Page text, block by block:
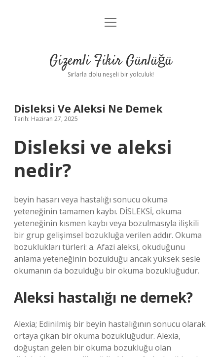
Anasayfa
Yasal Uyarı
menüyü
Gizemli Fikir Günlüğü
Sırlarla dolu neşeli bir yolculuk!
Disleksi Ve Aleksi Ne Demek
Tarih: Haziran 27, 2025
Disleksi ve aleksi
nedir?
beyin hasarı veya hastalığı sonucu okuma
yeteneğinin tamamen kaybı. DİSLEKSİ, okuma
yeteneğinin kısmen kaybı veya bozulmasıyla ilişkili
bir grup gelişimsel bozukluğa verilen addır. Okuma
bozuklukları türleri: a. Afazi aleksi, okuduğunu
anlama yeteneğinin bozulduğu ancak yüksek sesle
okumanın da bozulduğu bir okuma bozukluğudur.
Aleksi hastalığı ne demek?
Alexia; Edinilmiş bir beyin hastalığının sonucu olarak
ortaya çıkan bir okuma bozukluğudur. Alexia,
doğuştan gelen bir okuma bozukluğu olan